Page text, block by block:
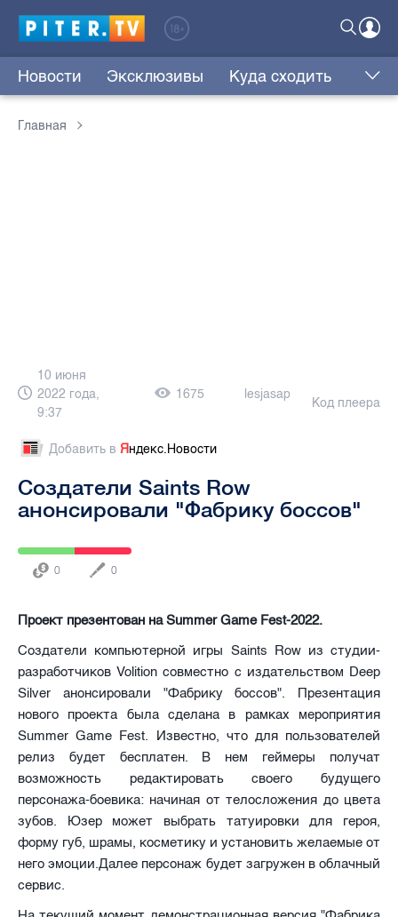
Новости Эксклюзивы Куда сходить
Главная
10 июня
2022 года,
9:37
1675 lesjasap
Код плеера
Добавить в Яндекс.Новости
Создатели Saints Row
анонсировали "Фабрику боссов"
0 0
Проект презентован на Summer Game Fest-2022.
Создатели компьютерной игры Saints Row из студии-
разработчиков Volition совместно с издательством Deep
Silver анонсировали "Фабрику боссов". Презентация
нового проекта была сделана в рамках мероприятия
Summer Game Fest. Известно, что для пользователей
релиз будет бесплатен. В нем геймеры получат
возможность редактировать своего будущего
персонажа-боевика: начиная от телосложения до цвета
зубов. Юзер может выбрать татуировки для героя,
форму губ, шрамы, косметику и установить желаемые от
него эмоции.Далее персонаж будет загружен в облачный
сервис.